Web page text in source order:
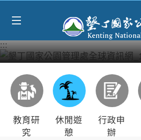
:::
教育研
究
休閒遊
憩
行政申
辦